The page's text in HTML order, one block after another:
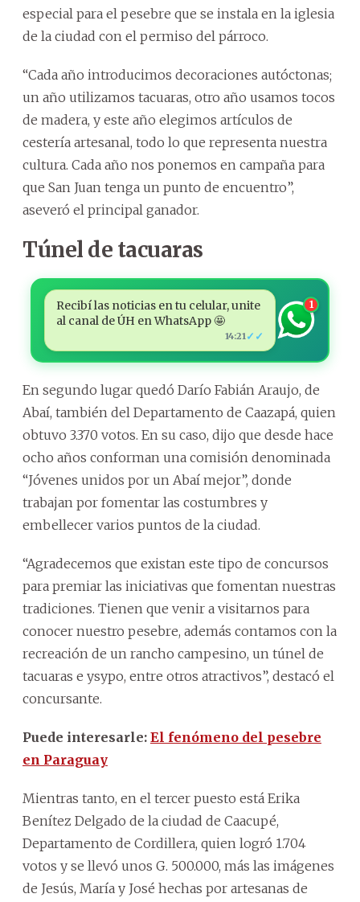
especial para el pesebre que se instala en la iglesia
de la ciudad con el permiso del párroco.
“Cada año introducimos decoraciones autóctonas;
un año utilizamos tacuaras, otro año usamos tocos
de madera, y este año elegimos artículos de
cestería artesanal, todo lo que representa nuestra
cultura. Cada año nos ponemos en campaña para
que San Juan tenga un punto de encuentro”,
aseveró el principal ganador.
Túnel de tacuaras
Recibí las noticias en tu celular, unite
al canal de ÚH en WhatsApp 🤩
14:21 ✓✓
1
En segundo lugar quedó Darío Fabián Araujo, de
Abaí, también del Departamento de Caazapá, quien
obtuvo 3.370 votos. En su caso, dijo que desde hace
ocho años conforman una comisión denominada
“Jóvenes unidos por un Abaí mejor”, donde
trabajan por fomentar las costumbres y
embellecer varios puntos de la ciudad.
“Agradecemos que existan este tipo de concursos
para premiar las iniciativas que fomentan nuestras
tradiciones. Tienen que venir a visitarnos para
conocer nuestro pesebre, además contamos con la
recreación de un rancho campesino, un túnel de
tacuaras e ysypo, entre otros atractivos”, destacó el
concursante.
Puede interesarle: El fenómeno del pesebre
en Paraguay
Mientras tanto, en el tercer puesto está Erika
Benítez Delgado de la ciudad de Caacupé,
Departamento de Cordillera, quien logró 1.704
votos y se llevó unos G. 500.000, más las imágenes
de Jesús, María y José hechas por artesanas de